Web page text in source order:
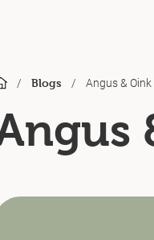
/ Blogs / Angus &